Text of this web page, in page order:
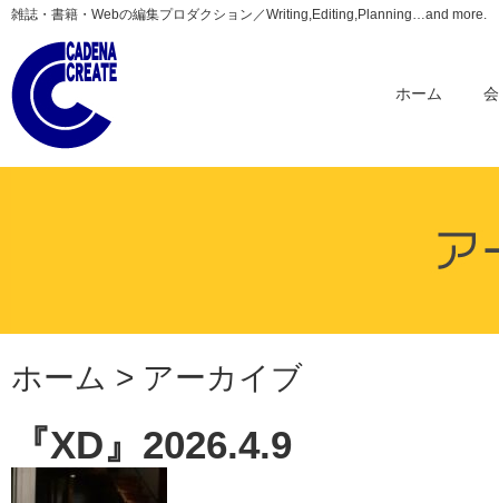
雑誌・書籍・Webの編集プロダクション／Writing,Editing,Planning…and more.
ホーム
ホーム > アーカイブ
『XD』2026.4.9